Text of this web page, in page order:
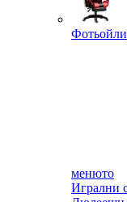
Фотьойли
менюто
Игрални